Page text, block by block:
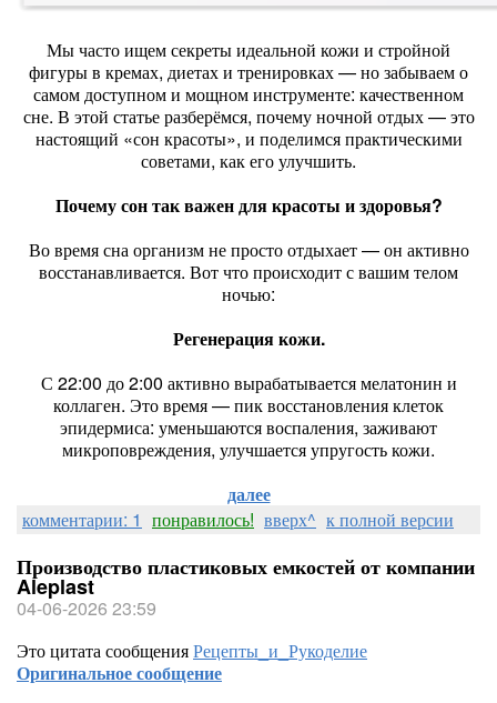
Мы часто ищем секреты идеальной кожи и стройной
фигуры в кремах, диетах и тренировках — но забываем о
самом доступном и мощном инструменте: качественном
сне. В этой статье разберёмся, почему ночной отдых — это
настоящий «сон красоты», и поделимся практическими
советами, как его улучшить.
Почему сон так важен для красоты и здоровья?
Во время сна организм не просто отдыхает — он активно
восстанавливается. Вот что происходит с вашим телом
ночью:
Регенерация кожи.
С 22:00 до 2:00 активно вырабатывается мелатонин и
коллаген. Это время — пик восстановления клеток
эпидермиса: уменьшаются воспаления, заживают
микроповреждения, улучшается упругость кожи.
далее
комментарии: 1 понравилось! вверх^ к полной версии
Производство пластиковых емкостей от компании
Aleplast
04-06-2026 23:59
Это цитата сообщенияРецепты_и_Рукоделие
Оригинальное сообщение